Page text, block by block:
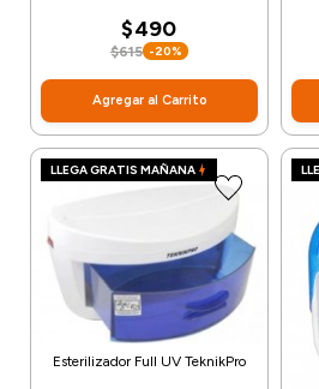
$490
$615 -20%
Agregar al Carrito
LLEGA GRATIS MAÑANA
Esterilizador Full UV TeknikPro